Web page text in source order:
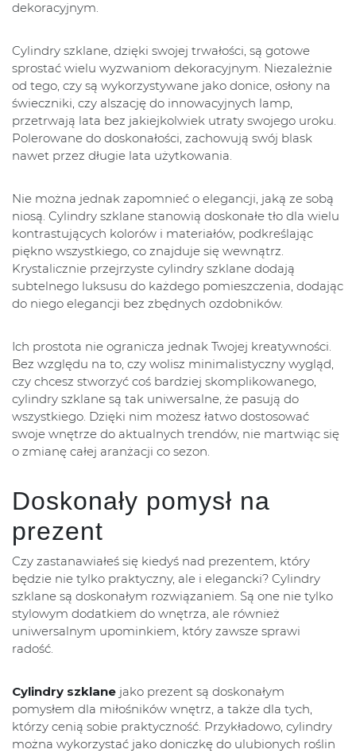
dekoracyjnym.
Cylindry szklane, dzięki swojej trwałości, są gotowe
sprostać wielu wyzwaniom dekoracyjnym. Niezależnie
od tego, czy są wykorzystywane jako donice, osłony na
świeczniki, czy alszację do innowacyjnych lamp,
przetrwają lata bez jakiejkolwiek utraty swojego uroku.
Polerowane do doskonałości, zachowują swój blask
nawet przez długie lata użytkowania.
Nie można jednak zapomnieć o elegancji, jaką ze sobą
niosą. Cylindry szklane stanowią doskonałe tło dla wielu
kontrastujących kolorów i materiałów, podkreślając
piękno wszystkiego, co znajduje się wewnątrz.
Krystalicznie przejrzyste cylindry szklane dodają
subtelnego luksusu do każdego pomieszczenia, dodając
do niego elegancji bez zbędnych ozdobników.
Ich prostota nie ogranicza jednak Twojej kreatywności.
Bez względu na to, czy wolisz minimalistyczny wygląd,
czy chcesz stworzyć coś bardziej skomplikowanego,
cylindry szklane są tak uniwersalne, że pasują do
wszystkiego. Dzięki nim możesz łatwo dostosować
swoje wnętrze do aktualnych trendów, nie martwiąc się
o zmianę całej aranżacji co sezon.
Doskonały pomysł na
prezent
Czy zastanawiałeś się kiedyś nad prezentem, który
będzie nie tylko praktyczny, ale i elegancki? Cylindry
szklane są doskonałym rozwiązaniem. Są one nie tylko
stylowym dodatkiem do wnętrza, ale również
uniwersalnym upominkiem, który zawsze sprawi
radość.
Cylindry szklane jako prezent są doskonałym
pomysłem dla miłośników wnętrz, a także dla tych,
którzy cenią sobie praktyczność. Przykładowo, cylindry
można wykorzystać jako doniczkę do ulubionych roślin